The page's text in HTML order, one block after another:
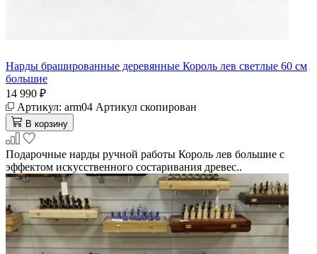
Нарды брашированные деревянные Король лев светлые 60 см
большие
14 990 ₽
Артикул: arm04 Артикул скопирован
В корзину
Подарочные нарды ручной работы Король лев большие с
эффектом искусственного состаривания древес..